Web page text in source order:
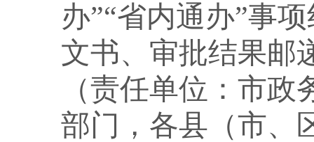
办”“省内通办”事
文书、审批结果邮
（责任单位：市
部门，各县（市、